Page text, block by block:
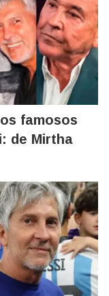
famosos
de Mirtha